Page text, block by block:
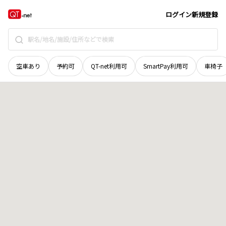
ログイン新規登録
空車あり 予約可 QT-net利用可 SmartPay利用可 車椅子
愛媛県